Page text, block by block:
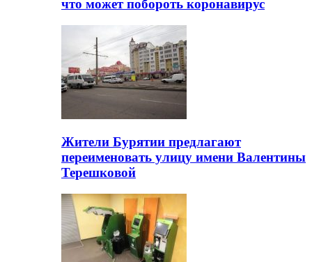
что может побороть коронавирус
Жители Бурятии предлагают
переименовать улицу имени Валентины
Терешковой